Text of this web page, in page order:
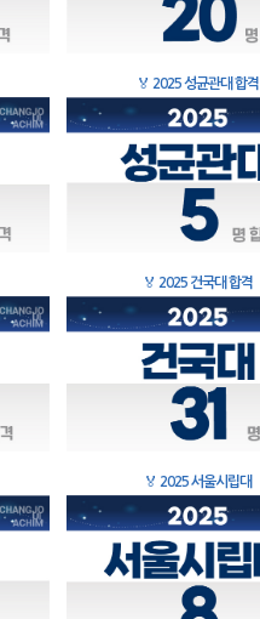
🏅 2025 성균관대 합격
🏅 2025 건국대 합격
🏅 2025 서울시립대